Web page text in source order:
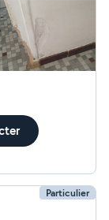
et
sans
Particulier